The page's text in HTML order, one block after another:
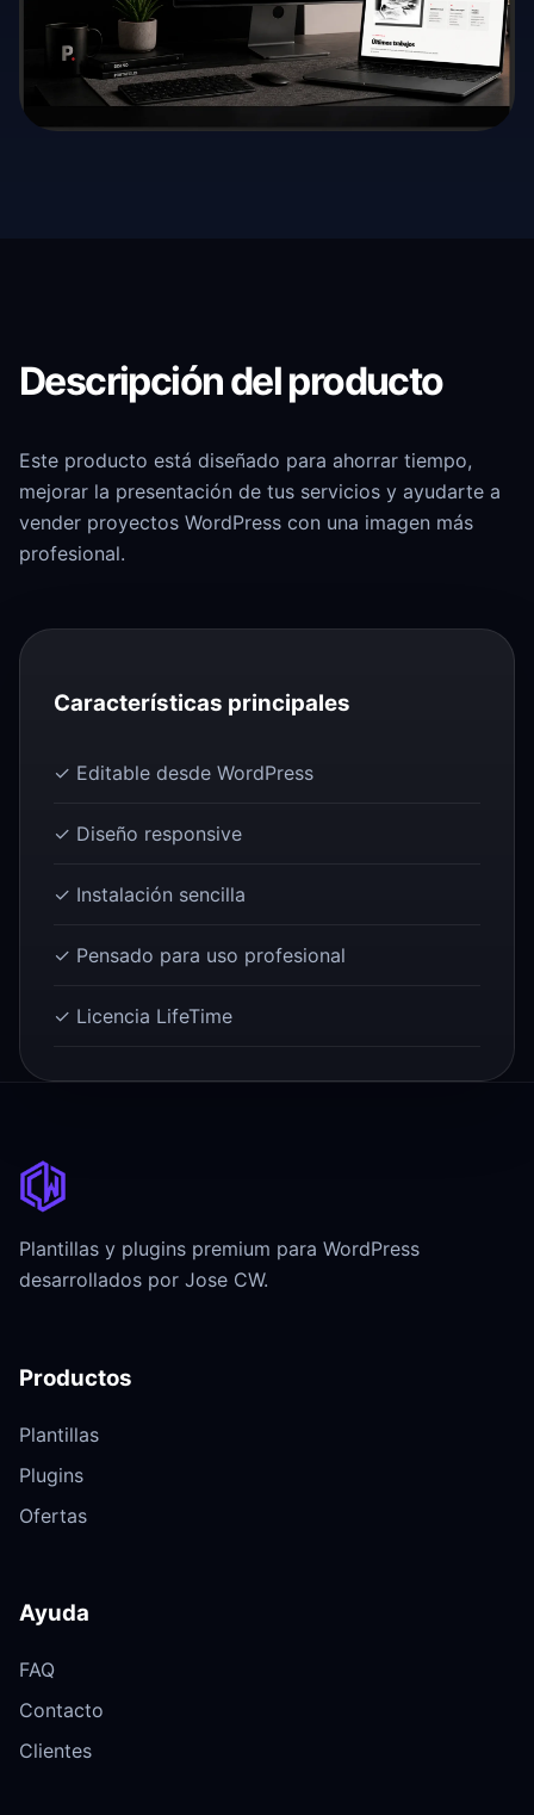
Descripción del producto
Este producto está diseñado para ahorrar tiempo,
mejorar la presentación de tus servicios y ayudarte a
vender proyectos WordPress con una imagen más
profesional.
Características principales
✓ Editable desde WordPress
✓ Diseño responsive
✓ Instalación sencilla
✓ Pensado para uso profesional
✓ Licencia LifeTime
Plantillas y plugins premium para WordPress
desarrollados por Jose CW.
Productos
Plantillas
Plugins
Ofertas
Ayuda
FAQ
Contacto
Clientes